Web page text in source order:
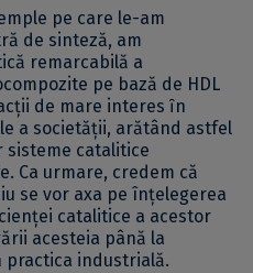
pe care le-am
de sinteză, am
remarcabilă a
pe bază de HDL
de mare interes ȋn
a societăţii, arătând astfel
sisteme catalitice
Ca urmare, credem că
se vor axa pe înțelegerea
catalitice a acestor
acesteia până la
industrială.